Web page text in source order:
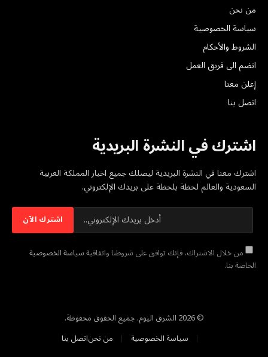
من نحن
سياسة الخصوصية
الشروط والأحكام
انضم الى فريق العمل
إعلن معنا
اتصل بنا
اشترك في النشرة البريدية
اشترك معنا في النشرة البريدية ليصلك جميع اخبار المملكة العربية
السعودية والعالم لحظة بلحظة على بريدك الإلكتروني.
من خلال الاشتراك، فإنك توافق على شروطنا واتفاقيةسياسة الخصوصية
الخاصة بنا.
© 2026 الشرق اليوم. جميع الحقوق محفوظة.
سياسة الخصوصية
من نحناتصل بنا